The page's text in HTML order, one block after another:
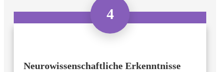
4
Neurowissenschaftliche Erkenntnisse